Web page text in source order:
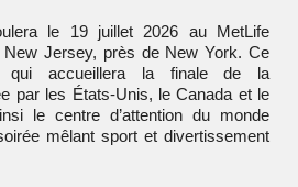
le 19 juillet 2026 au MetLife
Jersey, près de New York. Ce
qui accueillera la finale de la
par les États-Unis, le Canada et le
le centre d’attention du monde
mêlant sport et divertissement